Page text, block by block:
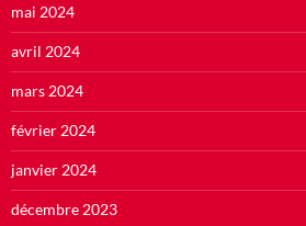
mai 2024
avril 2024
mars 2024
février 2024
janvier 2024
décembre 2023